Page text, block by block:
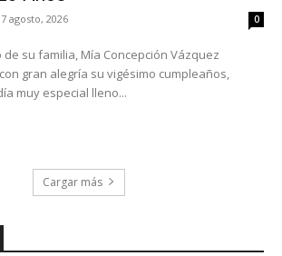
7 agosto, 2026 0
su familia, Mía Concepción Vázquez
gran alegría su vigésimo cumpleaños,
muy especial lleno...
Cargar más